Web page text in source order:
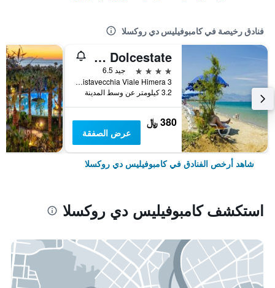
فنادق رخيصة في كامبوفيليس دي روكسلا
Hotel Dolcestate
4 نجوم
جيد 6.5
Contrada Pistavecchia Viale Himera 3, كامبوفيليس دي روكسلا, صقلية, إيطاليا
3.2 كيلومتر عن وسط المدينة
380 ﷼
عرض الصفقة
شاهد أرخص الفنادق في كامبوفيليس دي روكسلا
استكشف كامبوفيليس دي روكسلا